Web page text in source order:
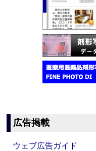
広告掲載
ウェブ広告ガイド